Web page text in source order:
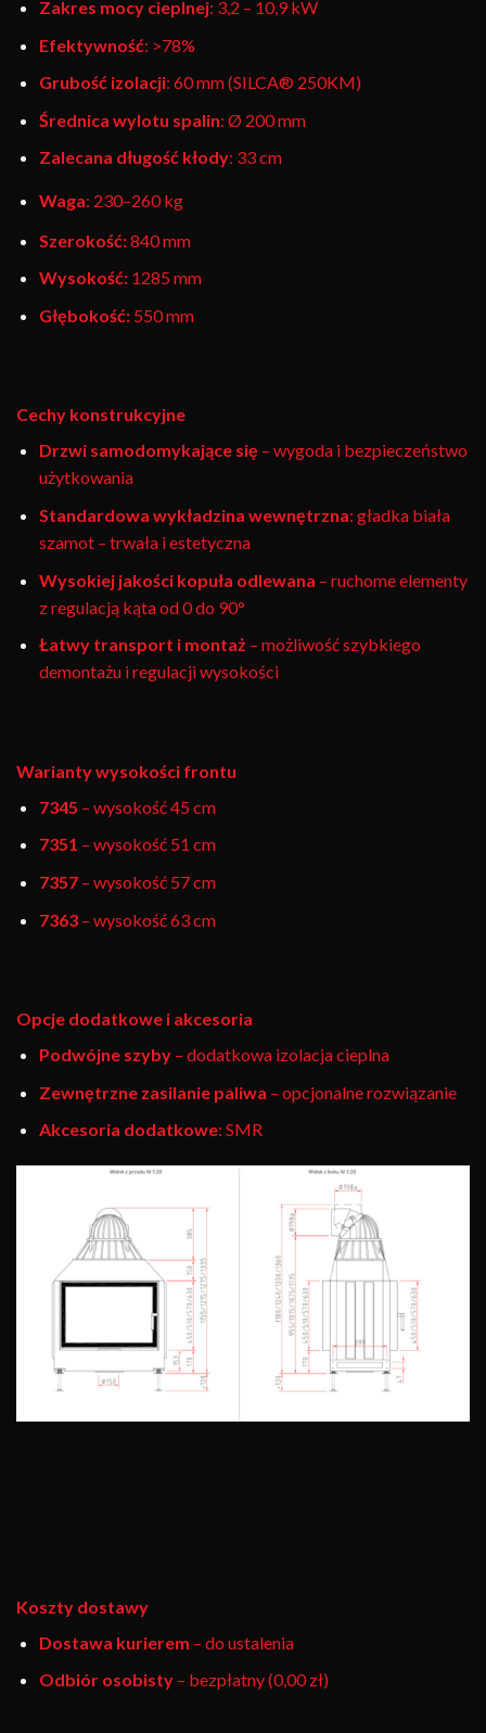
Zakres mocy cieplnej: 3,2 – 10,9 kW
Efektywność: >78%
Grubość izolacji: 60 mm (SILCA® 250KM)
Średnica wylotu spalin: Ø 200 mm
Zalecana długość kłody: 33 cm
Waga: 230–260 kg
Szerokość:840 mm
Wysokość: 1285 mm
Głębokość: 550 mm
Cechy konstrukcyjne
Drzwi samodomykające się – wygoda i bezpieczeństwo
użytkowania
Standardowa wykładzina wewnętrzna: gładka biała
szamot – trwała i estetyczna
Wysokiej jakości kopuła odlewana – ruchome elementy
z regulacją kąta od 0 do 90°
Łatwy transport i montaż – możliwość szybkiego
demontażu i regulacji wysokości
Warianty wysokości frontu
7345 – wysokość 45 cm
7351 – wysokość 51 cm
7357– wysokość 57 cm
7363– wysokość 63 cm
Opcje dodatkowe i akcesoria
Podwójne szyby– dodatkowa izolacja cieplna
Zewnętrzne zasilanie paliwa – opcjonalne rozwiązanie
Akcesoria dodatkowe: SMR
Koszty dostawy
Dostawa kurierem – do ustalenia
Odbiór osobisty– bezpłatny (0,00 zł)